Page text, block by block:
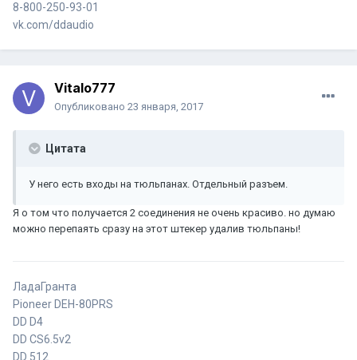
8-800-250-93-01
vk.com/ddaudio
Vitalo777
Опубликовано 23 января, 2017
Цитата
У него есть входы на тюльпанах. Отдельный разъем.
Я о том что получается 2 соединения не очень красиво. но думаю
можно перепаять сразу на этот штекер удалив тюльпаны!
ЛадаГранта
Pioneer DEH-80PRS
DD D4
DD CS6.5v2
DD 512